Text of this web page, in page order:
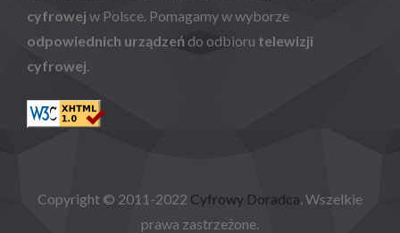
cyfrowej w Polsce. Pomagamy w wyborze
odpowiednich urządzeń do odbioru telewizji
cyfrowej
Copyright © 2011-2022 Cyfrowy Doradca . Wszelkie
prawa zastrzeżone.